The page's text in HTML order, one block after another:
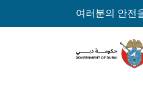
여러분의 안전